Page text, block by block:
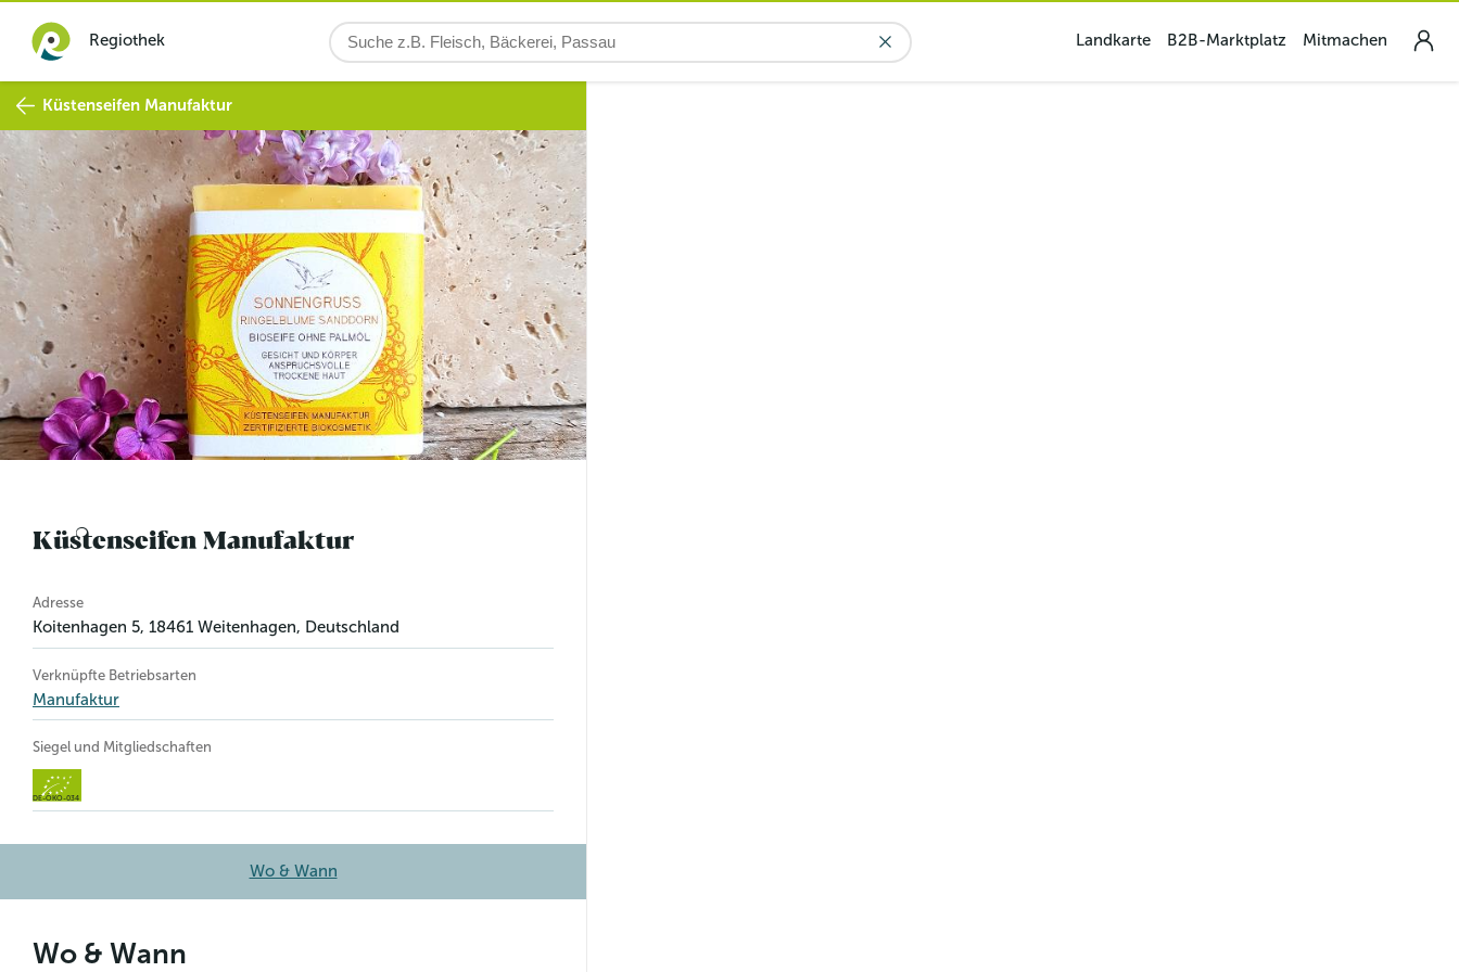
Regiothek Landkarte B2B-Marktplatz Mitmachen
Küstenseifen Manufaktur
Küstenseifen Manufaktur
Betriebsinformation
Adresse
Koitenhagen 5, 18461 Weitenhagen, Deutschland
Verknüpfte Betriebsarten
Manufaktur
Siegel und Mitgliedschaften
DE-ÖKO-034
Wo & Wann
Wo & Wann